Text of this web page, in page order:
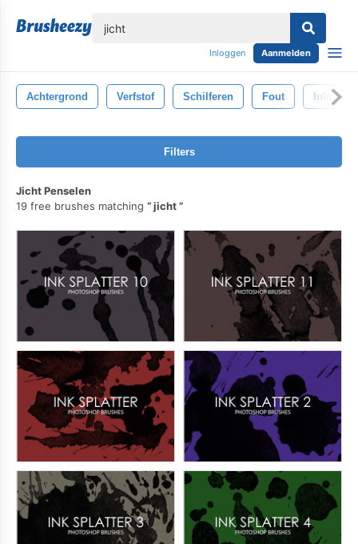
Inloggen Aanmelden
Achtergrond Verfstof Schilferen Fout Inkt
Filters
Jicht Penselen
19 free brushes matching
jicht